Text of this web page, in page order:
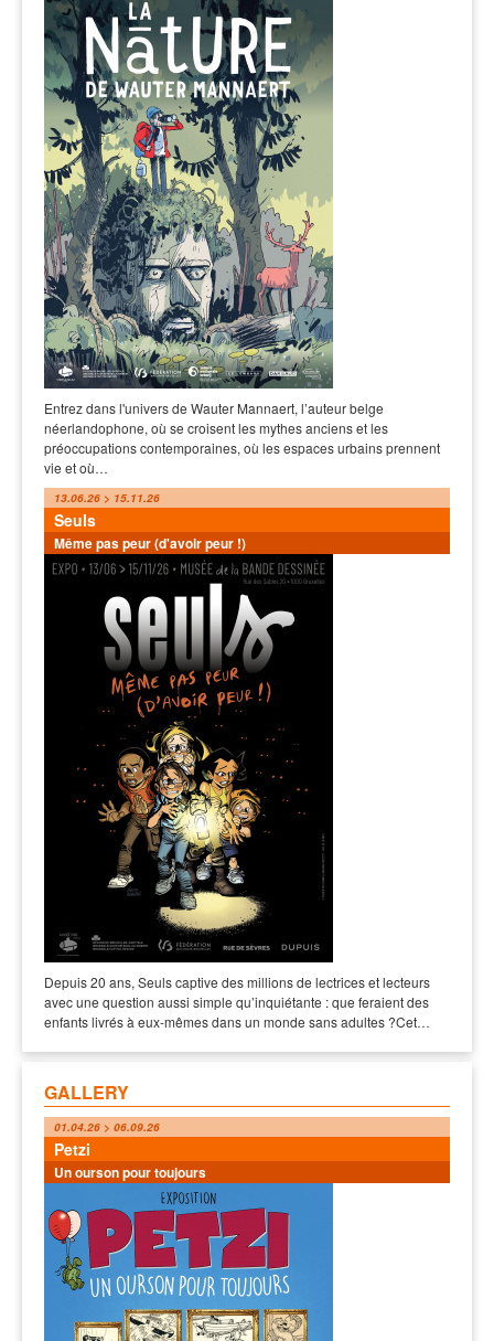
Entrez dans l'univers de Wauter Mannaert, l’auteur belge
néerlandophone, où se croisent les mythes anciens et les
préoccupations contemporaines, où les espaces urbains prennent
vie et où…
13.06.26 > 15.11.26
Seuls
Même pas peur (d'avoir peur !)
Depuis 20 ans, Seuls captive des millions de lectrices et lecteurs
avec une question aussi simple qu’inquiétante : que feraient des
enfants livrés à eux-mêmes dans un monde sans adultes ?Cet…
GALLERY
01.04.26 > 06.09.26
Petzi
Un ourson pour toujours